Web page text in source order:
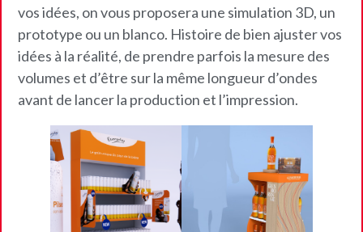
vos idées, on vous proposera une simulation 3D, un
prototype ou un blanco. Histoire de bien ajuster vos
idées à la réalité, de prendre parfois la mesure des
volumes et d’être sur la même longueur d’ondes
avant de lancer la production et l’impression.